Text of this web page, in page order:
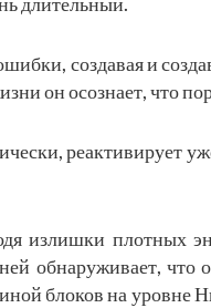
создавая и
он осознает, что
реактивирует
излишки плотных
обнаруживает,
блоков на